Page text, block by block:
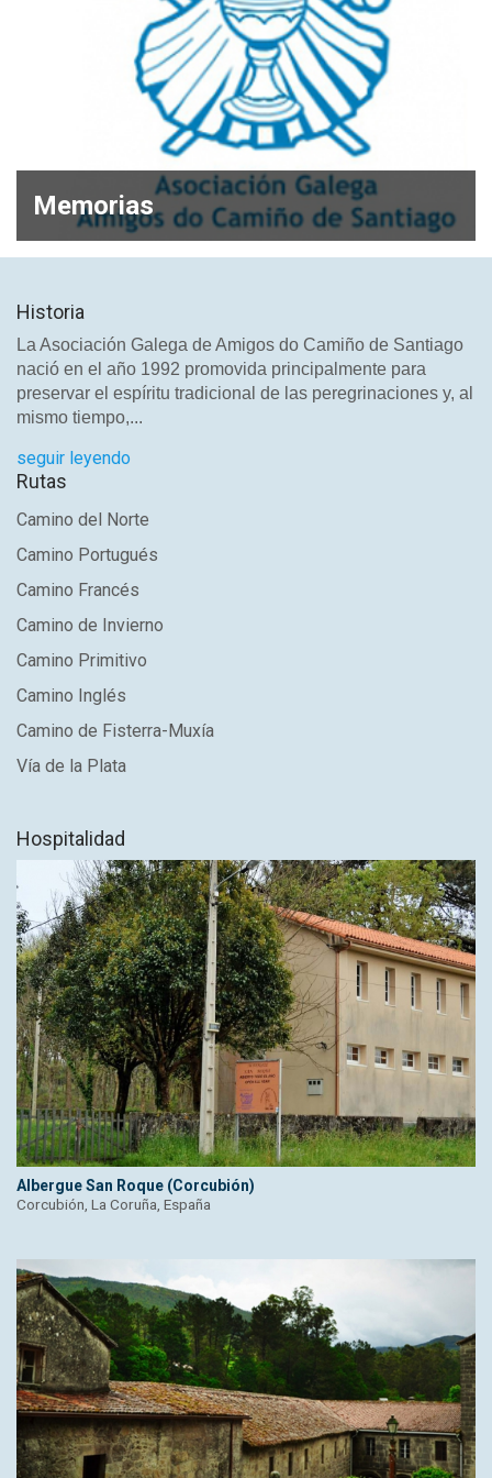
Memorias
Historia
La Asociación Galega de Amigos do Camiño de Santiago
nació en el año 1992 promovida principalmente para
preservar el espíritu tradicional de las peregrinaciones y, al
mismo tiempo,...
seguir leyendo
Rutas
Camino del Norte
Camino Portugués
Camino Francés
Camino de Invierno
Camino Primitivo
Camino Inglés
Camino de Fisterra-Muxía
Vía de la Plata
Hospitalidad
Albergue San Roque (Corcubión)
Corcubión, La Coruña, España